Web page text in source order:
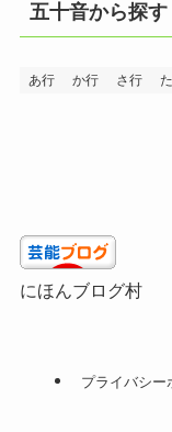
五十音から探す
あ行 か行 さ行
にほんブログ村
プライバシー